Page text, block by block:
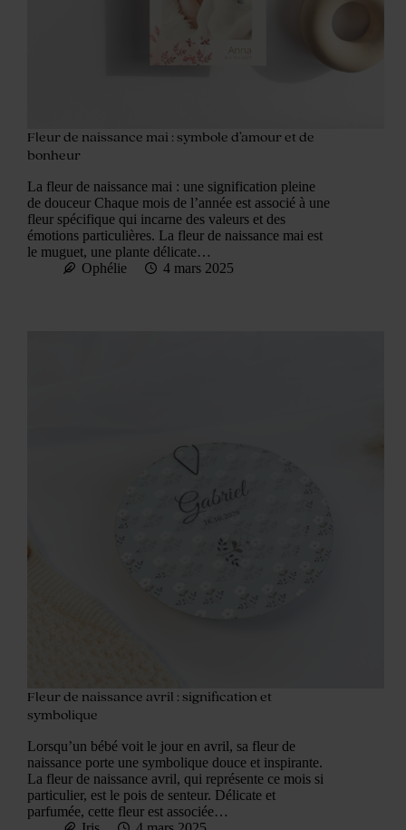
Fleur de naissance mai : symbole d’amour et de
bonheur
La fleur de naissance mai : une signification pleine
de douceur Chaque mois de l’année est associé à une
fleur spécifique qui incarne des valeurs et des
émotions particulières. La fleur de naissance mai est
le muguet, une plante délicate…
Ophélie
4 mars 2025
Fleur de naissance avril : signification et
symbolique
Lorsqu’un bébé voit le jour en avril, sa fleur de
naissance porte une symbolique douce et inspirante.
La fleur de naissance avril, qui représente ce mois si
particulier, est le pois de senteur. Délicate et
parfumée, cette fleur est associée…